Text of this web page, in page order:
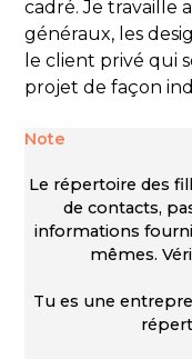
cadré. Je travaille
généraux, les
le client privé qui
projet de façon
Note
Le répertoire des
de contacts,
informations
mêmes.
Tu es une